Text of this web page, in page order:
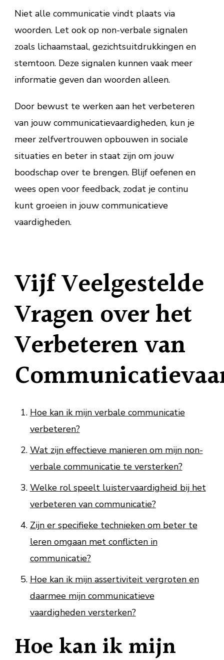
Niet alle communicatie vindt plaats via
woorden. Let ook op non-verbale signalen
zoals lichaamstaal, gezichtsuitdrukkingen en
stemtoon. Deze signalen kunnen vaak meer
informatie geven dan woorden alleen.
Door bewust te werken aan het verbeteren
van jouw communicatievaardigheden, kun je
meer zelfvertrouwen opbouwen in sociale
situaties en beter in staat zijn om jouw
boodschap over te brengen. Blijf oefenen en
wees open voor feedback, zodat je continu
kunt groeien in jouw communicatieve
vaardigheden.
Vijf Veelgestelde
Vragen over het
Verbeteren van
Hoe kan ik mijn verbale communicatie
verbeteren?
Wat zijn effectieve manieren om mijn non-
verbale communicatie te versterken?
Welke rol speelt luistervaardigheid bij het
verbeteren van communicatie?
Zijn er specifieke technieken om beter te
leren omgaan met conflicten in
communicatie?
Hoe kan ik mijn assertiviteit vergroten en
daarmee mijn communicatieve
vaardigheden versterken?
Hoe kan ik mijn